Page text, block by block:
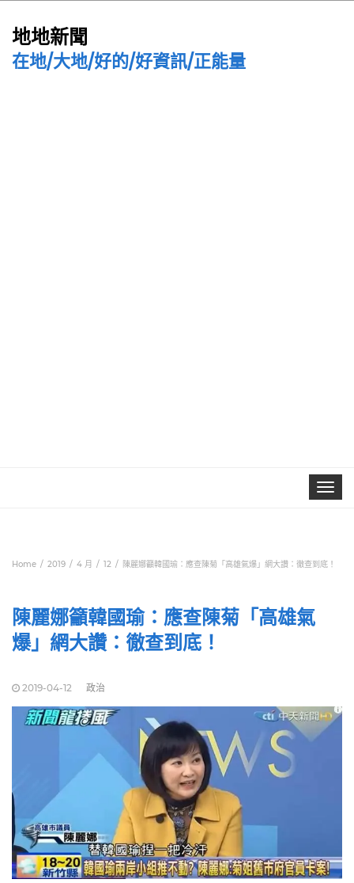
地地新聞
在地/大地/好的/好資訊/正能量
Toggle
Home 2019 4 月 12 陳麗娜籲韓國瑜：應查陳菊「高雄氣爆」網大讚：徹查到底！
陳麗娜籲韓國瑜：應查陳菊「高雄氣
爆」網大讚：徹查到底！
2019-04-12 政治